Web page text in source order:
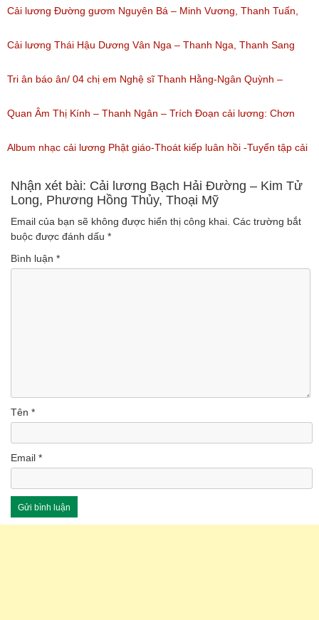
nghe: 1,059)
Cải lương Đường gươm Nguyên Bá – Minh Vương, Thanh Tuấn,
Thanh Kim Huệ, Chí Tâm, Thanh Sang
(Lượt nghe: 1,226)
Cải lương Thái Hậu Dương Vân Nga – Thanh Nga, Thanh Sang
nguyên tuồng
(Lượt nghe: 864)
Tri ân báo ân/ 04 chị em Nghệ sĩ Thanh Hằng-Ngân Quỳnh –
Thanh Ngọc – NSƯT Thanh Ngân
(Lượt nghe: 527)
Quan Âm Thị Kính – Thanh Ngân – Trích Đoạn cải lương: Chơn
Tâm 6
(Lượt nghe: 622)
Album nhạc cải lương Phật giáo-Thoát kiếp luân hồi -Tuyển tập cải
lương NSUT Thanh Ngân hay nhất
(Lượt nghe: 606)
Nhận xét bài: Cải lương Bạch Hải Đường – Kim Tử
Long, Phương Hồng Thủy, Thoại Mỹ
Email của bạn sẽ không được hiển thị công khai. Các trường bắt
buộc được đánh dấu *
Bình luận *
Tên *
Email *